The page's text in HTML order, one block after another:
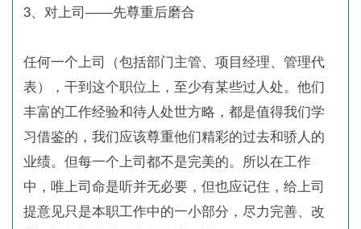
3、对上司――先尊重后磨合
任何一个上司（包括部门主管、项目经理、管理代
表），干到这个职位上，至少有某些过人处。他们
丰富的工作经验和待人处世方略，都是值得我们学
习借鉴的，我们应该尊重他们精彩的过去和骄人的
业绩。但每一个上司都不是完美的。所以在工作
中，唯上司命是听并无必要，但也应记住，给上司
提意见只是本职工作中的一小部分，尽力完善、改